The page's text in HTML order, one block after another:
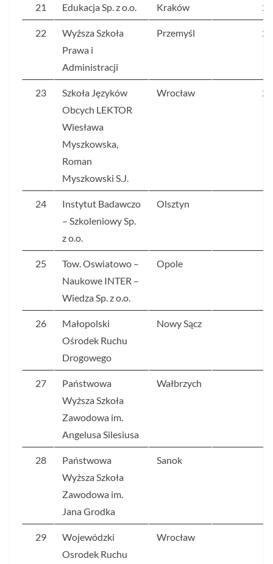
21 Edukacja Sp. z o.o. Kraków 21
22
Wyższa Szkoła
Prawa i
Administracji
Przemyśl 20
23
Szkoła Języków
Obcych LEKTOR
Wiesława
Myszkowska,
Roman
Myszkowski S.J.
Wrocław 20
24
Instytut Badawczo
– Szkoleniowy Sp.
z o.o.
Olsztyn
25
Tow. Oswiatowo –
Naukowe INTER –
Wiedza Sp. z o.o.
Opole
26
Małopolski
Ośrodek Ruchu
Drogowego
Nowy Sącz
27
Państwowa
Wyższa Szkoła
Zawodowa im.
Angelusa Silesiusa
Wałbrzych
28
Państwowa
Wyższa Szkoła
Zawodowa im.
Jana Grodka
Sanok
29
Wojewódzki
Osrodek Ruchu
Wrocław